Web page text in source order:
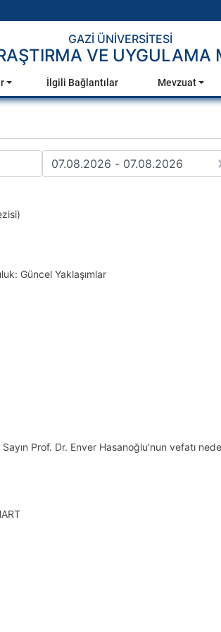
GAZİ ÜNİVERSİTESİ
VE UYGULAMA
İlgili Bağlantılar Mevzuat
Güncel Yaklaşımlar
Prof. Dr. Enver Hasanoğlu’nun vefatı